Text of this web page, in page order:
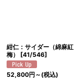
紺仁：サイダー（綿麻紅
梅）
[41/546]
52,800円 ～ (税込)